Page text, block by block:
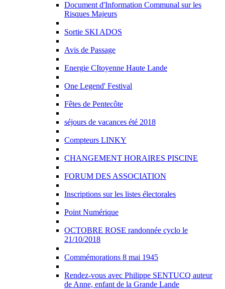
Document d'Information Communal sur les
Risques Majeurs
Sortie SKI ADOS
Avis de Passage
Energie CItoyenne Haute Lande
One Legend' Festival
Fêtes de Pentecôte
séjours de vacances été 2018
Compteurs LINKY
CHANGEMENT HORAIRES PISCINE
FORUM DES ASSOCIATION
Inscriptions sur les listes électorales
Point Numérique
OCTOBRE ROSE randonnée cyclo le
21/10/2018
Commémorations 8 mai 1945
Rendez-vous avec Philippe SENTUCQ auteur
de Anne, enfant de la Grande Lande